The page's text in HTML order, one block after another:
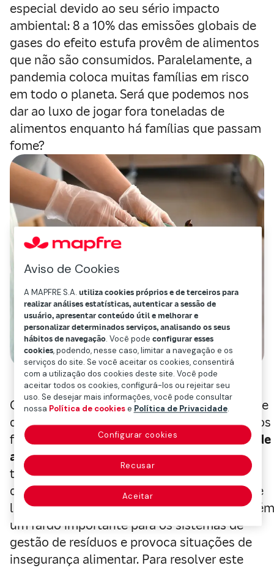
especial devido ao seu sério impacto
ambiental: 8 a 10% das emissões globais de
gases do efeito estufa provêm de alimentos
que não são consumidos. Paralelamente, a
pandemia coloca muitas famílias em risco
em todo o planeta. Será que podemos nos
dar ao luxo de jogar fora toneladas de
alimentos enquanto há famílias que passam
fome?
O primeiro relatório da ONU sobre o índice de
desperdício alimentar estima que são jogados
fora
anualmente 931 milhões de toneladas de
alimentos, dos quais quase 570 milhões de
toneladas são produzidas em casa. O
desperdício de alimentos está estreitamente
ligado à crise climática, mas constitui também
um fardo importante para os sistemas de
gestão de resíduos e provoca situações de
insegurança alimentar. Para resolver este
Aviso de Cookies
A MAPFRE S.A. utiliza cookies próprios e de terceiros para
realizar análises estatísticas, autenticar a sessão de
usuário, apresentar conteúdo útil e melhorar e
personalizar determinados serviços, analisando os seus
hábitos de navegação. Você pode configurar esses
cookies, podendo, nesse caso, limitar a navegação e os
serviços do site. Se você aceitar os cookies, consentirá
com a utilização dos cookies deste site. Você pode
aceitar todos os cookies, configurá-los ou rejeitar seu
uso. Se desejar mais informações, você pode consultar
nossa Política de cookiese Política de Privacidade.
Configurar cookies
Recusar
Aceitar